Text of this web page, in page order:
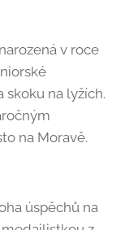
v roce
skoku na lyžích.
na Moravě.
úspěchů na